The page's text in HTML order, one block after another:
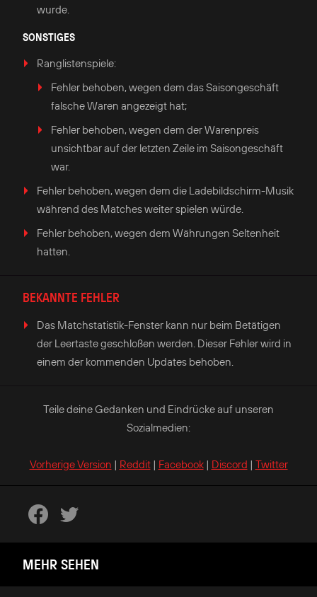
wurde.
SONSTIGES
Ranglistenspiele:
Fehler behoben, wegen dem das Saisongeschäft
falsche Waren angezeigt hat;
Fehler behoben, wegen dem der Warenpreis
unsichtbar auf der letzten Zeile im Saisongeschäft
war.
Fehler behoben, wegen dem die Ladebildschirm-Musik
während des Matches weiter spielen würde.
Fehler behoben, wegen dem Währungen Seltenheit
hatten.
BEKANNTE FEHLER
Das Matchstatistik-Fenster kann nur beim Betätigen
der Leertaste geschloßen werden. Dieser Fehler wird in
einem der kommenden Updates behoben.
Teile deine Gedanken und Eindrücke auf unseren
Sozialmedien:
Vorherige Version | Reddit| Facebook| Discord | Twitter
MEHR SEHEN